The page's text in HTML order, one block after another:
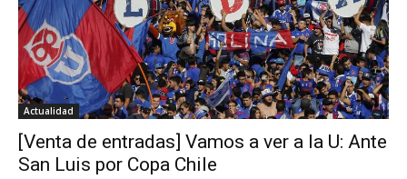
Actualidad
[Venta de entradas] Vamos a ver a la U: Ante
San Luis por Copa Chile